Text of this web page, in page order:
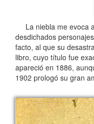
La niebla me evoca
desdichados
facto, al que su
libro, cuyo título fue
apareció en 1886,
1902 prologó su gran